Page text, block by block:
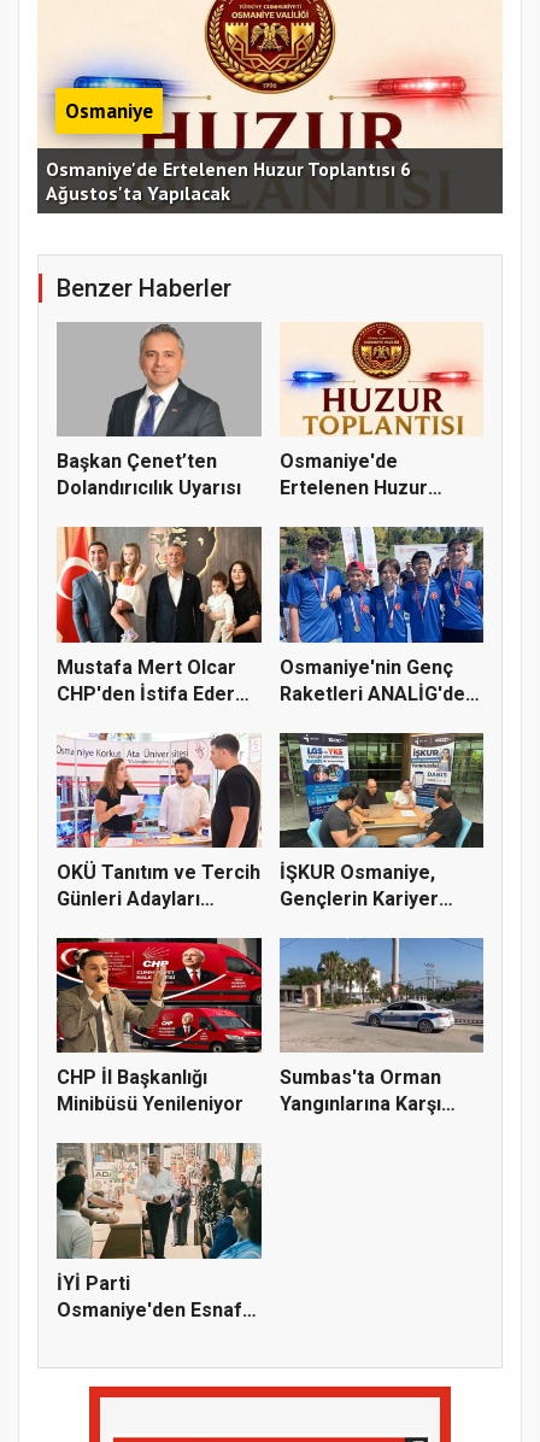
Osmaniye
Osmaniye'de Ertelenen Huzur Toplantısı 6
Ağustos'ta Yapılacak
Benzer Haberler
Başkan Çenet’ten
Dolandırıcılık Uyarısı
Osmaniye'de
Ertelenen Huzur
Mustafa Mert Olcar
CHP'den İstifa Ederek
Osmaniye'nin Genç
Raketleri ANALİG'de
OKÜ Tanıtım ve Tercih
Günleri Adayları
İŞKUR Osmaniye,
Gençlerin Kariyer
CHP İl Başkanlığı
Minibüsü Yenileniyor
Sumbas'ta Orman
Yangınlarına Karşı
İYİ Parti
Osmaniye'den Esnaf